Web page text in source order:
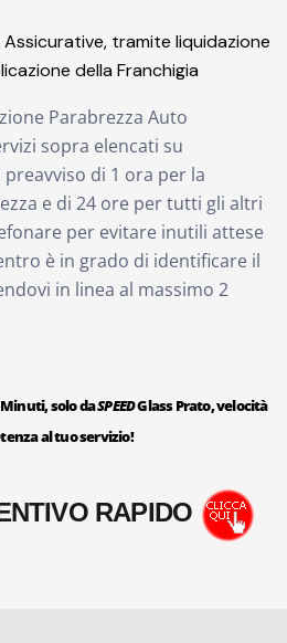
tramite liquidazione
della Franchigia
Parabrezza Auto
sopra elencati su
di 1 ora per la
e di 24 ore per tutti gli altri
per evitare inutili attese
è in grado di identificare il
in linea al massimo 2
solo daSPEEDGlass Prato, velocità
al tuo servizio!
RAPIDO